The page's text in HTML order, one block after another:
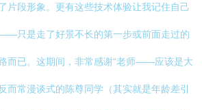
片段形象。更有这些技术体验让我记住自己
只是走了好景不长的第一步或前面走过的
而已。这期间，非常感谢“老师——应该是大
而常漫谈式的陈尊同学（其实就是年龄差引